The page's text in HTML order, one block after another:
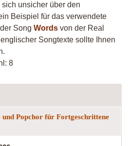
unsicher über den
Beispiel für das verwendete
Song Words von der Real
Songtexte sollte Ihnen
8
Popchor für Fortgeschrittene